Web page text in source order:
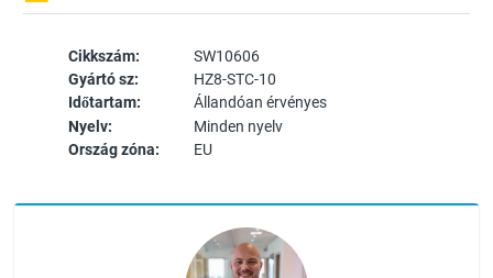
Cikkszám:
SW10606
Gyártó sz:
HZ8-STC-10
Időtartam:
Állandóan érvényes
Nyelv:
Minden nyelv
Ország zóna:
EU